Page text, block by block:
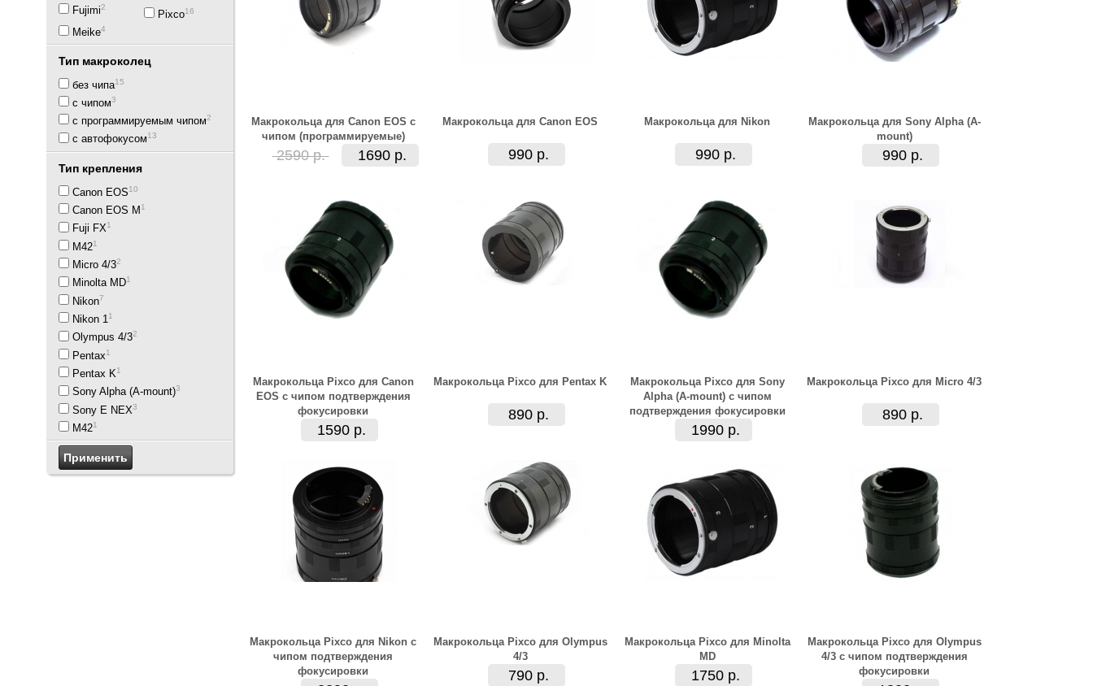
Fujimi2
Meike4
Pixco16
Тип макроколец
без чипа15
с чипом3
с программируемым чипом2
с автофокусом13
Тип крепления
Canon EOS10
Canon EOS M 1
Fuji FX1
M421
Micro 4/32
Minolta MD1
Nikon7
Nikon 11
Olympus 4/32
Pentax1
Pentax K1
Sony Alpha (A-mount)3
Sony E NEX3
М421
Макрокольца для Canon EOS с
чипом (программируемые)
2590 р. 1690 р.
Макрокольца для Canon EOS
990 р.
Макрокольца для Nikon
990 р.
Макрокольца для Sony Alpha (A-
mount)
990 р.
Макрокольца Pixco для Canon
EOS с чипом подтверждения
фокусировки
1590 р.
Макрокольца Pixco для Pentax K
890 р.
Макрокольца Pixco для Sony
Alpha (A-mount) с чипом
подтверждения фокусировки
1990 р.
Макрокольца Pixco для Micro 4/3
890 р.
Макрокольца Pixco для Nikon с
чипом подтверждения
фокусировки
Макрокольца Pixco для Olympus
4/3
790 р.
Макрокольца Pixco для Minolta
MD
1750 р.
Макрокольца Pixco для Olympus
4/3 с чипом подтверждения
фокусировки